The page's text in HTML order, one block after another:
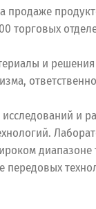
торговых
и
диапазоне
передовых